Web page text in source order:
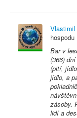
Vlastimil
hospodu
Bar v
(366)
(pití,
jídlo, a
zásoby.
lidí a